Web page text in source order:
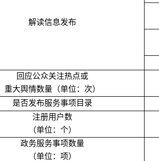
解读信息发布
回应公众关注热点或
重大舆情数量（单位：次）
是否发布服务事项目录
注册用户数
（单位：个）
政务服务事项数量
（单位：项）